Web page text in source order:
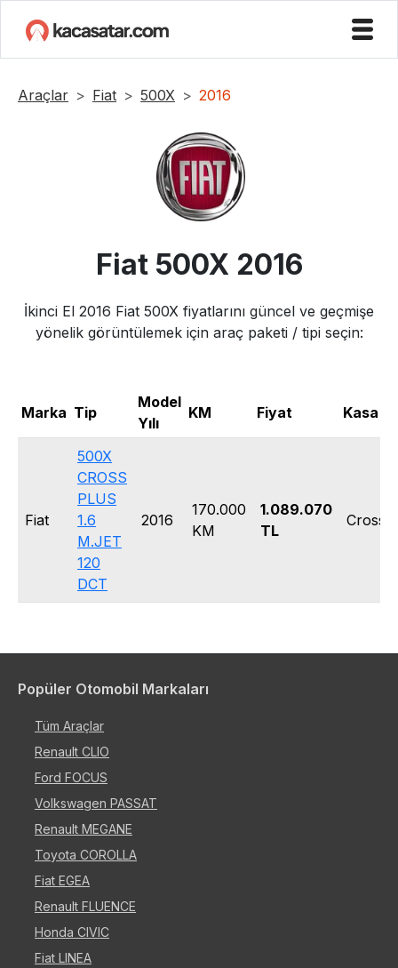
Araçlar Fiat 500X 2016
Fiat 500X 2016
İkinci El 2016 Fiat 500X fiyatlarını güncel ve geçmişe
yönelik görüntülemek için araç paketi / tipi seçin:
Marka Tip
Model
Yılı
KM Fiyat Kasa
Fiat
500X
CROSS
PLUS
1.6
M.JET
120
DCT
2016
170.000
KM
1.089.070
TL
Popüler Otomobil Markaları
Tüm Araçlar
Renault CLIO
Ford FOCUS
Volkswagen PASSAT
Renault MEGANE
Toyota COROLLA
Fiat EGEA
Renault FLUENCE
Honda CIVIC
Fiat LINEA